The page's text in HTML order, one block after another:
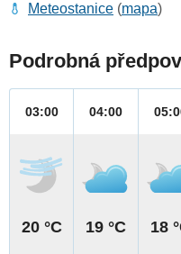
Meteostanice (mapa)
Podrobná
03:00
20 °C
04:00
19 °C 18